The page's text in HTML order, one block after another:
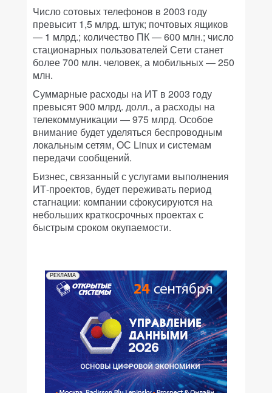
Число сотовых телефонов в 2003 году
превысит 1,5 млрд. штук; почтовых ящиков
— 1 млрд.; количество ПК — 600 млн.; число
стационарных пользователей Сети станет
более 700 млн. человек, а мобильных — 250
млн.
Суммарные расходы на ИТ в 2003 году
превысят 900 млрд. долл., а расходы на
телекоммуникации — 975 млрд. Особое
внимание будет уделяться беспроводным
локальным сетям, ОС Linux и системам
передачи сообщений.
Бизнес, связанный с услугами выполнения
ИТ-проектов, будет переживать период
стагнации: компании сфокусируются на
небольших краткосрочных проектах с
быстрым сроком окупаемости.
РЕКЛАМА